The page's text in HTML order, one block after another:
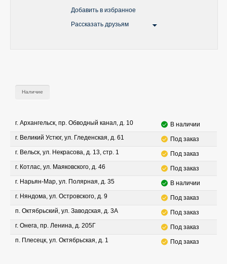
Добавить в избранное
Рассказать друзьям
Наличие
г. Архангельск, пр. Обводный канал, д. 10
В наличии
г. Великий Устюг, ул. Гледенская, д. 61
Под заказ
г. Вельск, ул. Некрасова, д. 13, стр. 1
Под заказ
г. Котлас, ул. Маяковского, д. 46
Под заказ
г. Нарьян-Мар, ул. Полярная, д. 35
В наличии
г. Няндома, ул. Островского, д. 9
Под заказ
п. Октябрьский, ул. Заводская, д. 3А
Под заказ
г. Онега, пр. Ленина, д. 205Г
Под заказ
п. Плесецк, ул. Октябрьская, д. 1
Под заказ